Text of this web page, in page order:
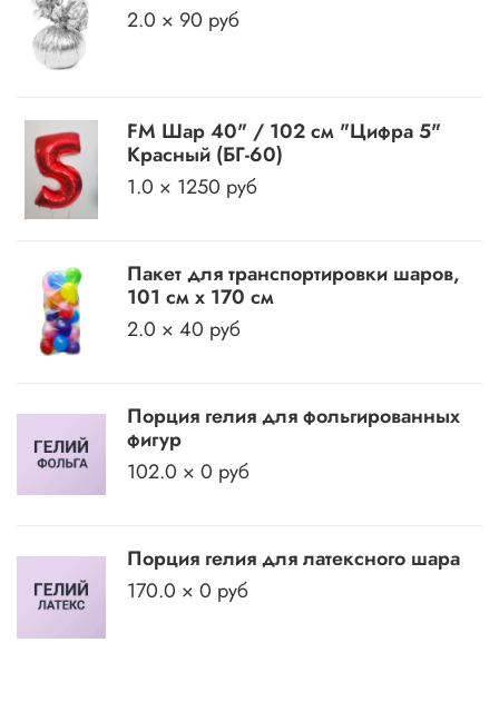
2.0 × 90 руб
FM Шар 40" / 102 см "Цифра 5"
Красный (БГ-60)
1.0 × 1250 руб
Пакет для транспортировки шаров,
101 см х 170 см
2.0 × 40 руб
Порция гелия для фольгированных
фигур
102.0 × 0 руб
Порция гелия для латексного шара
170.0 × 0 руб